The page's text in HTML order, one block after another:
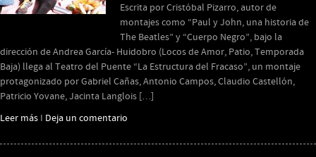
Escrita por Cristóbal Pizarro, autor de
montajes como “Paul y John, una historia de
The Beatles” y “Cuerpo Negro”, bajo la
dirección de Andrea García- Huidobro (Locos de Amor, Patio, Temporada
Baja) llega al Teatro del Puente “La Estructura del Fracaso”, un montaje
protagonizado por Gabriel Cañas, Antonio Campos, Claudio Castellón,
Patricio Yovane, Jacinta Langlois […]
Leer más I Deja un comentario